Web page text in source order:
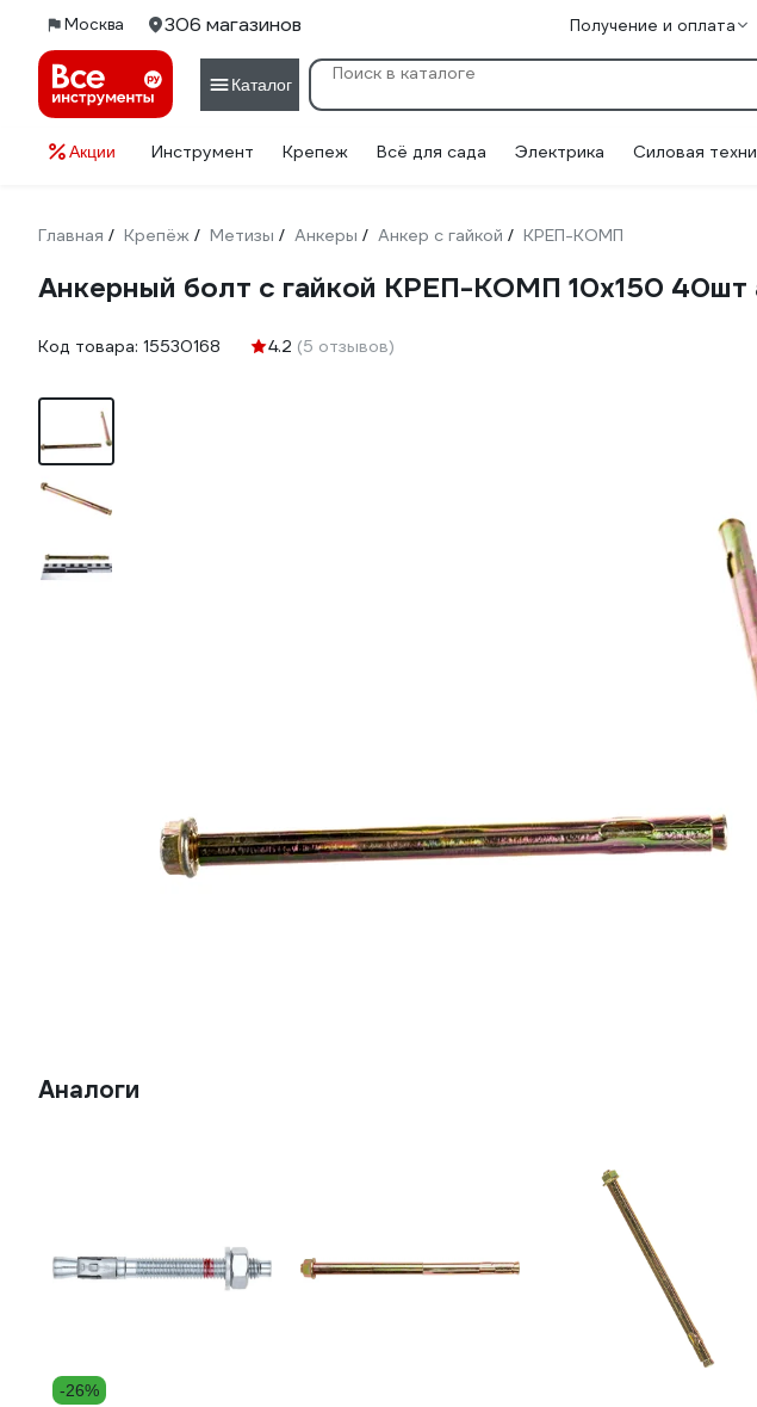
Москва 306 магазинов Получение и оплата
Каталог
Акции Инструмент Крепеж Всё для сада Электрика Силовая
Главная / Крепёж / Метизы / Анкеры / Анкер с гайкой / КРЕП-КОМП
Анкерный болт с гайкой КРЕП-КОМП 10х150 40шт
Код товара: 15530168 4.2 (5 отзывов)
Аналоги
-26%